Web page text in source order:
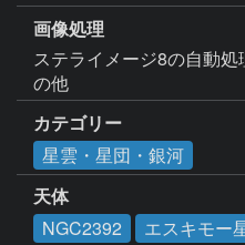
画像処理
ステライメージ8の自動
の他
カテゴリー
星雲・星団・銀河
天体
NGC2392
エスキモー